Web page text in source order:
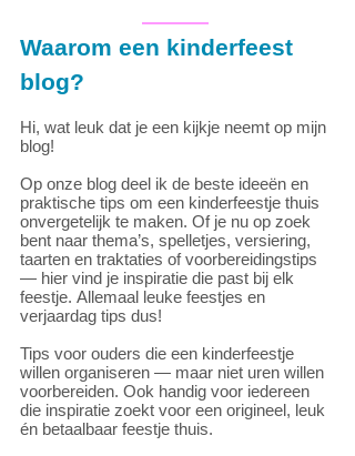
Waarom een kinderfeest
blog?
Hi, wat leuk dat je een kijkje neemt op mijn
blog!
Op onze blog deel ik de beste ideeën en
praktische tips om een kinderfeestje thuis
onvergetelijk te maken. Of je nu op zoek
bent naar thema’s, spelletjes, versiering,
taarten en traktaties of voorbereidingstips
— hier vind je inspiratie die past bij elk
feestje. Allemaal leuke feestjes en
verjaardag tips dus!
Tips voor ouders die een kinderfeestje
willen organiseren — maar niet uren willen
voorbereiden. Ook handig voor iedereen
die inspiratie zoekt voor een origineel, leuk
én betaalbaar feestje thuis.